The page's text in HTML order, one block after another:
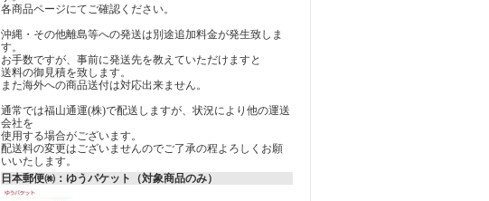
各商品ページにてご確認ください。
沖縄・その他離島等への発送は別途追加料金が発生致しま
す。
お手数ですが、事前に発送先を教えていただけますと
送料の御見積を致します。
また海外への商品送付は対応出来ません。
通常では福山通運(株)で配送しますが、状況により他の運送
会社を
使用する場合がございます。
配送料の変更はございませんのでご了承の程よろしくお願
いいたします。
日本郵便㈱：ゆうパケット（対象商品のみ）